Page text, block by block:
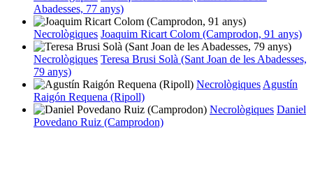
Abadesses, 77 anys)
Necrològiques Joaquim Ricart Colom (Camprodon, 91 anys)
Necrològiques Teresa Brusi Solà (Sant Joan de les Abadesses,
79 anys)
Necrològiques Agustín
Raigón Requena (Ripoll)
Necrològiques Daniel
Povedano Ruiz (Camprodon)